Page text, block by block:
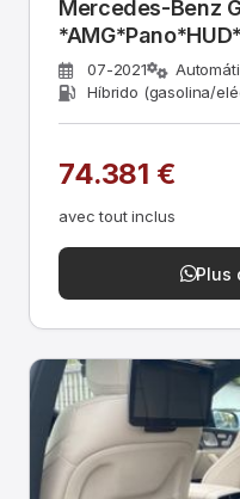
Mercedes-Benz
360°07-2021
Híbrido (gasolina/
74.381 €
avec tout inclus
Plus